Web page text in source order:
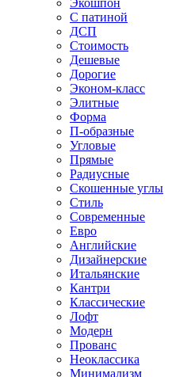
Экошпон
С патиной
ДСП
Стоимость
Дешевые
Дорогие
Эконом-класс
Элитные
Форма
П-образные
Угловые
Прямые
Радиусные
Скошенные углы
Стиль
Современные
Евро
Английские
Дизайнерские
Итальянские
Кантри
Классические
Лофт
Модерн
Прованс
Неоклассика
Минимализм